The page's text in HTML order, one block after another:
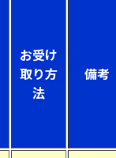
お受け
取り方
法
備考